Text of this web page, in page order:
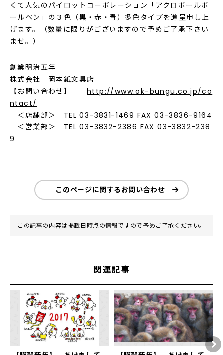
くて人気のパイロットコーポレーション「アクロボールボ
ールペン」の３色（黒・赤・青）多色タイプを進呈申し上
げます。（数量に限りがございますので予めご了承下さい
ませ。）
創業明治五年
株式会社 岡本紙文具店
【お問い合わせ】 http://www.ok-bungu.co.jp/co
ntact/
＜店舗部＞ TEL 03-3831-1469 FAX 03-3836-9164
＜営業部＞ TEL 03-3832-2386 FAX 03-3832-238
9
このページに関するお問い合わせ
この記事の内容は掲載日時点の情報ですので予めご了承ください。
関連記事